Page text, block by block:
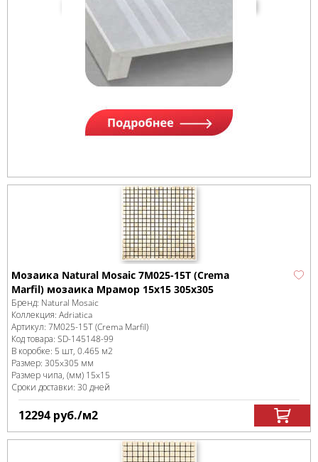
Мозаика Natural Mosaic 7M025-15T (Crema
Marfil) мозаика Мрамор 15x15 305х305
Бренд: Natural Mosaic
Коллекция: Adriatica
Артикул: 7M025-15Т (Crema Marfil)
Код товара: SD-145148-99
В коробке: 5 шт, 0.465 м2
Размер: 305x305 мм
Размер чипа, (мм) 15x15
Сроки доставки: 30 дней
12294 руб./м2